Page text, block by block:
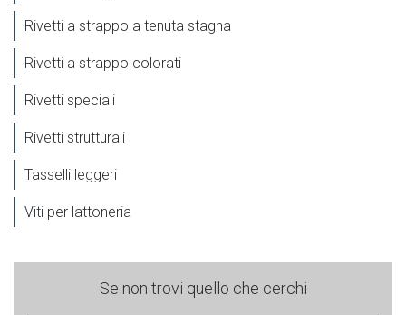
Rivetti a strappo a tenuta stagna
Rivetti a strappo colorati
Rivetti speciali
Rivetti strutturali
Tasselli leggeri
Viti per lattoneria
Se non trovi quello che cerchi